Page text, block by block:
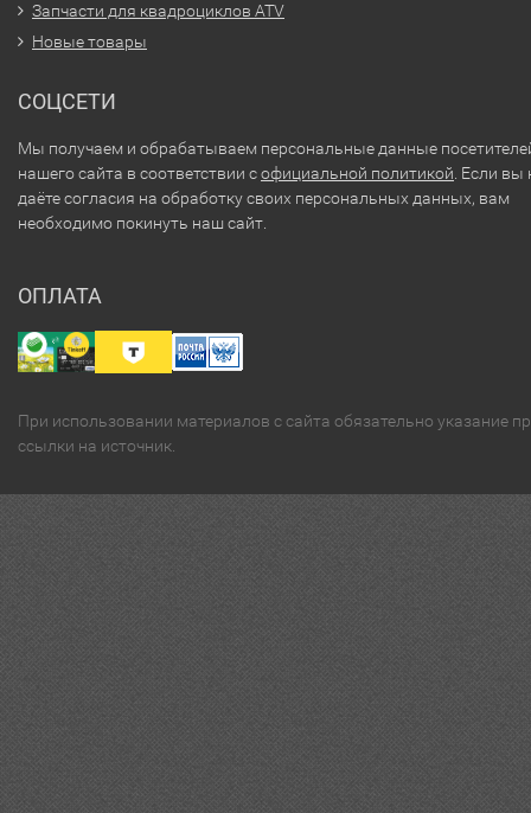
Запчасти для квадроциклов ATV
Новые товары
СОЦСЕТИ
Мы получаем и обрабатываем персональные данные
нашего сайта в соответствии софициальной политикой . Если вы
даёте согласия на обработку своих персональных данных, вам
необходимо покинуть наш сайт.
ОПЛАТА
При использовании материалов с сайта обязательно указание
ссылки на источник.